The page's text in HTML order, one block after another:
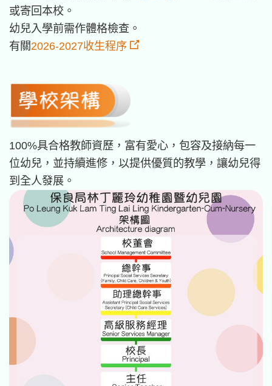
或寄回本校。
幼兒入學前需作體格檢查。
有關2026-2027收生程序
100%具合格教師資歷，富有愛心，包容及接納每一
位幼兒，並持續進修，以提供優質的教學，讓幼兒得
到全人發展。